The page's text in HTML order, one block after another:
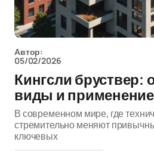
Автор:
05/02/2026
Кингсли бруствер:
виды и применение
В современном мире, где
стремительно меняют
ключевых